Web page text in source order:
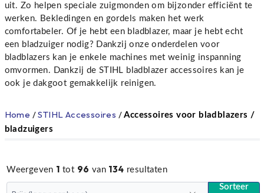
uit. Zo helpen speciale zuigmonden om bijzonder efficiënt te
werken. Bekledingen en gordels maken het werk
comfortabeler. Of je hebt een bladblazer, maar je hebt echt
een bladzuiger nodig? Dankzij onze onderdelen voor
bladblazers kan je enkele machines met weinig inspanning
omvormen. Dankzij de STIHL bladblazer accessoires kan je
ook je dakgoot gemakkelijk reinigen.
Home /STIHL Accessoires /Accessoires voor bladblazers /
bladzuigers
Weergeven 1 tot 96 van 134 resultaten
Sorteer